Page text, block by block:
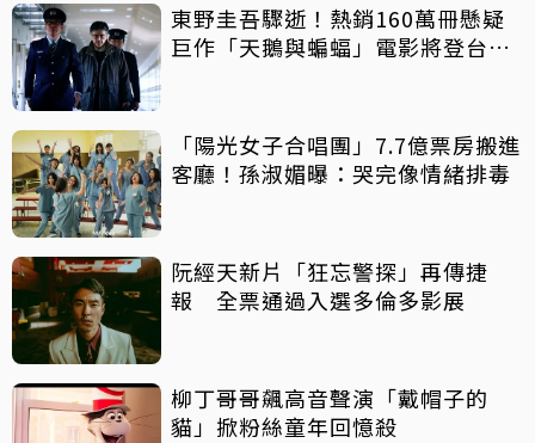
東野圭吾驟逝！熱銷160萬冊懸疑
巨作「天鵝與蝙蝠」電影將登台上
「陽光女子合唱團」7.7億票房搬進
客廳！孫淑媚曝：哭完像情緒排毒
阮經天新片「狂忘警探」再傳捷
報 全票通過入選多倫多影展
柳丁哥哥飆高音聲演「戴帽子的
貓」掀粉絲童年回憶殺